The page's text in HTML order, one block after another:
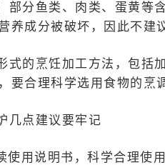
部分鱼类、肉类、蛋黄等
养成分被破坏，因此不建
式的烹饪加工方法，包括
要合理科学选用食物的烹
几点建议要牢记
使用说明书，科学合理使